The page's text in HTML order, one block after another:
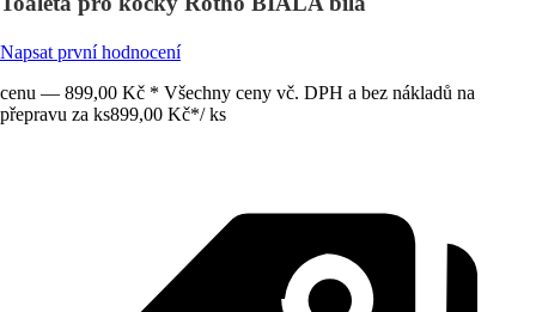
Napsat první hodnocení
cenu — 899,00 Kč * Všechny ceny vč. DPH a bez nákladů na
přepravu za ks899,00 Kč*/ ks